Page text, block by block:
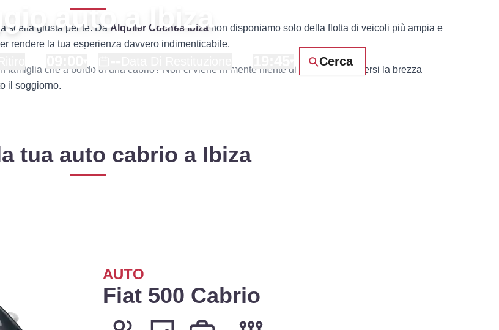
auto a Ibiza
Cerca
scelta giusta per te. Da Alquiler Coches Ibiza non disponiamo solo della flotta di veicoli più ampia e
rendere la tua esperienza davvero indimenticabile.
famiglia che a bordo di una cabrio? Non ci viene in mente niente di meglio per godersi la brezza
il soggiorno.
tua auto cabrio a Ibiza
AUTO
Fiat 500 Cabrio